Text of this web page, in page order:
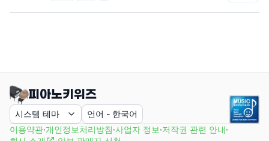
시스템 테마 언어 - 한국어
이용약관·개인정보처리방침·사업자 정보·저작권 관련 안내·